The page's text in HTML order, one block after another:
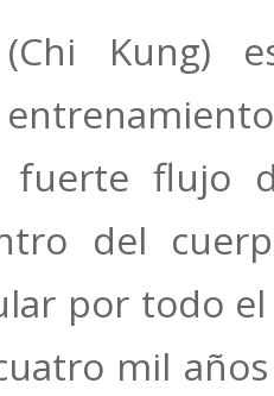
Kung)
fuerte flujo
del
por todo
mil